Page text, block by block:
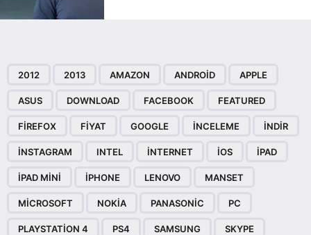
2012 2013 AMAZON ANDROID APPLE
ASUS DOWNLOAD FACEBOOK FEATURED
FIREFOX FIYAT GOOGLE INCELEME INDIR
INSTAGRAM INTEL INTERNET IOS IPAD
IPAD MINI IPHONE LENOVO MANSET
MICROSOFT NOKIA PANASONIC PC
PLAYSTATION 4 PS4 SAMSUNG SKYPE